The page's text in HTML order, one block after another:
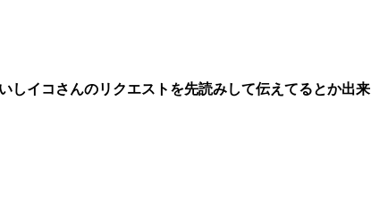
しイコさんのリクエストを先読みして伝えてるとか出来